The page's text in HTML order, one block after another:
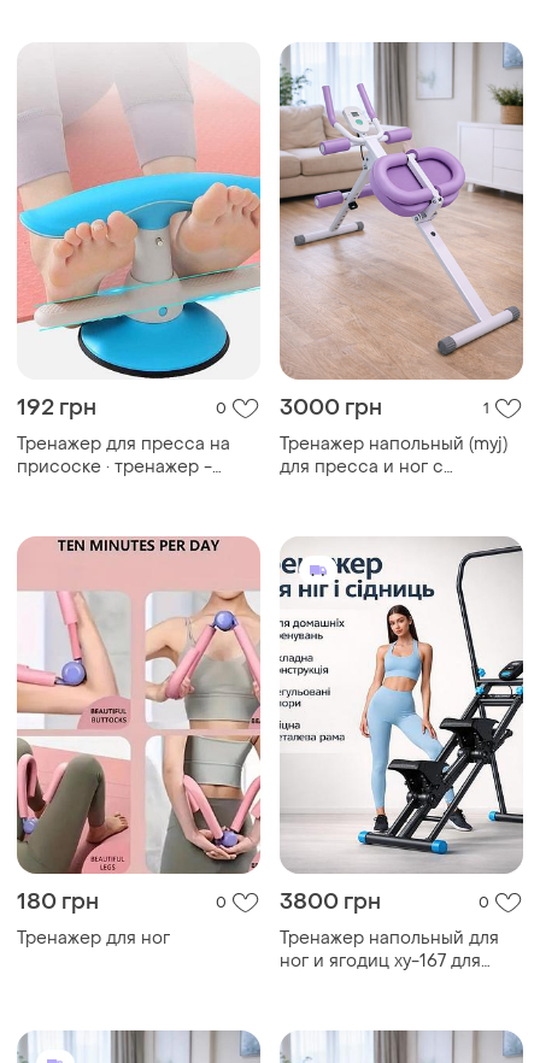
up aid
up aid
192 грн 0
Тренажер для пресса на
присоске · тренажер -
up aid
3000 грн 1
Тренажер напольный (myj)
для пресса и ног с
180 грн 0
Тренажер для ног
3800 грн 0
Тренажер напольный для
ног и ягодиц xy-167 для
многофункциональный